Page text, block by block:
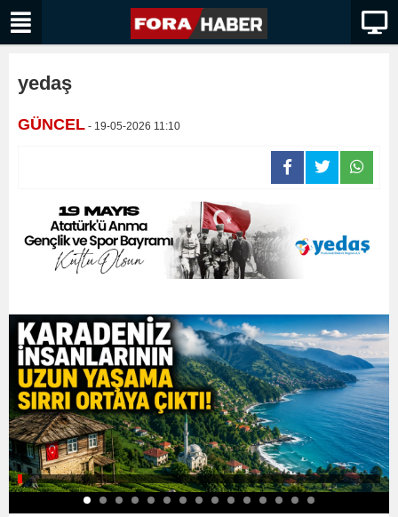
yedaş
GÜNCEL - 19-05-2026 11:10